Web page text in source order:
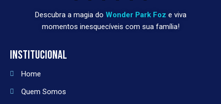
Descubra a magia do Wonder Park Foz e viva
momentos inesquecíveis com sua família!
INSTITUCIONAL
Home
Quem Somos